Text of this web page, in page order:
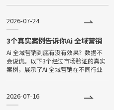
套“让客户主动来找你”的完整系统。
2026-07-24
3个真实案例告诉你Ai 全域营销
能带来什么
Ai 全域营销到底有没有效果？数据不
会说谎。以下3个经过市场验证的真实
案例，展示了Ai 全域营销在不同行业
2026-07-16